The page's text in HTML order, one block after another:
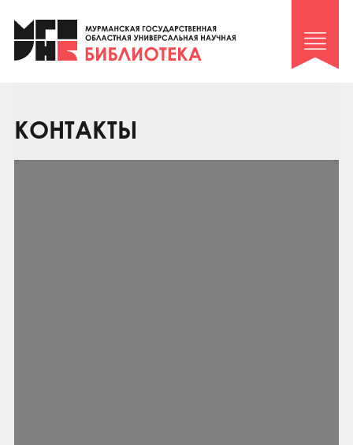
Клуб «Гиря и сельдерей»
Клуб «Семейный архив»
Коллегам
Контакты
КОНТАКТЫ